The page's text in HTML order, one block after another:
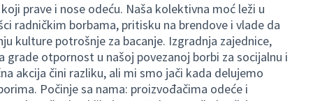
prave i nose odeću. Naša kolektivna moć leži u
radničkim borbama, pritisku na brendove i vlade da
kulture potrošnje za bacanje. Izgradnja zajednice,
grade otpornost u našoj povezanoj borbi za socijalnu i
akcija čini razliku, ali mi smo jači kada delujemo
Počinje sa nama: proizvođačima odeće i